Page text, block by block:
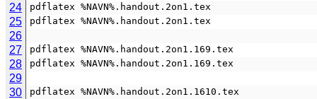
24
pdflatex %NAVN%.handout.2on1.tex
25 pdflatex %NAVN%.handout.2on1.tex
26
27
pdflatex %NAVN%.handout.2on1.169.tex
28 pdflatex %NAVN%.handout.2on1.169.tex
29
30
pdflatex %NAVN%.handout.2on1.1610.tex